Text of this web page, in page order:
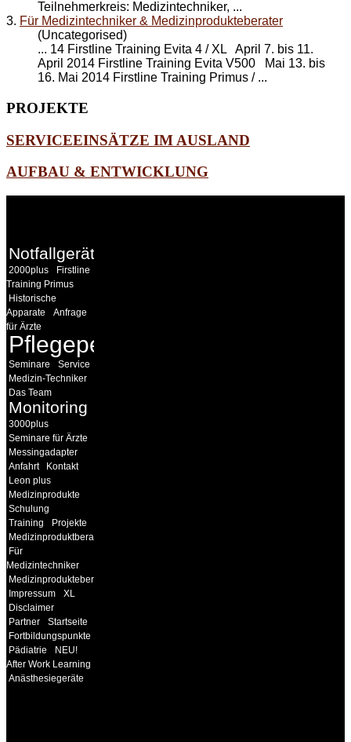
Teilnehmerkreis: Medizintechniker, ...
3. Für Medizintechniker & Medizinprodukteberater
(Uncategorised)
... 14 Firstline Training Evita 4 / XL April 7. bis 11.
April 2014 Firstline Training Evita V500 Mai 13. bis
16. Mai 2014 Firstline Training Primus / ...
PROJEKTE
SERVICEEINSÄTZE IM AUSLAND
AUFBAU & ENTWICKLUNG
Notfallgeräte
2000plus
Firstline
Training Primus
Historische
Apparate
Anfrage
für Ärzte
Pflegepersonal
Seminare
Service
Medizin-Techniker
Das Team
Monitoring
3000plus
Seminare für Ärzte
Messingadapter
Anfahrt
Kontakt
Leon plus
Medizinprodukte
Schulung
Training
Projekte
Medizinproduktberater
Für
Medizintechniker
Medizinprodukteberater
Impressum
XL
Disclaimer
Partner
Startseite
Fortbildungspunkte
Pädiatrie
NEU!
After Work Learning
Anästhesiegeräte